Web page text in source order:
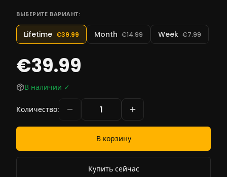
ВЫБЕРИТЕ ВАРИАНТ:
Lifetime €39.99 Month €14.99 Week €7.99
€39.99
В наличии ✓
Количество:
В корзину
Купить сейчас